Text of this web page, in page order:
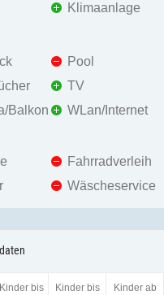
Klimaanlage
Pool
TV
Balkon WLan/Internet
Fahrradverleih
Wäscheservice
Kinder bis Kinder bis Kinder ab